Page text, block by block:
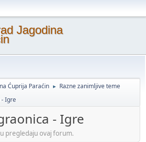
Jagodina
Ćuprija Paraćin ► Razne zanimljive teme
- Igre
- Igre
pregledaju ovaj forum.